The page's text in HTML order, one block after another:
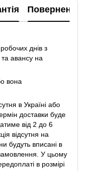
Повернення
днів з
авансу на
вона
в Україні або
доставки буде
від 2 до 6
відсутня на
будуть вписані в
У цьому
в розмірі